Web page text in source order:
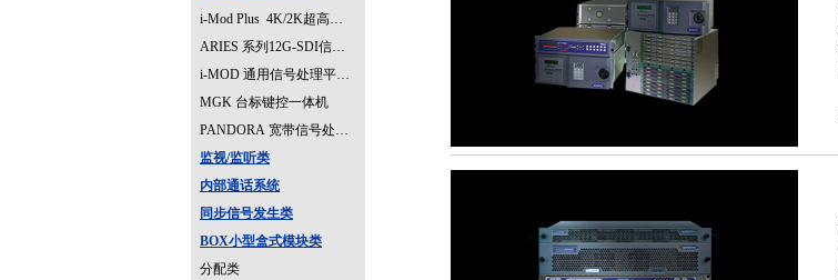
i-Mod Plus 4K/2K超高清信号处理平台
ARIES 系列12G-SDI信号处理器
i-MOD 通用信号处理平台&功能模块
MGK 台标键控一体机
PANDORA 宽带信号处理平台（停产）
监视/监听类
内部通话系统
同步信号发生类
BOX小型盒式模块类
分配类